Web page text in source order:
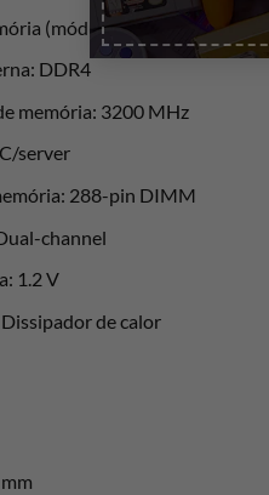
(módulos x dimensões): 1 x
DDR4
memória: 3200 MHz
server
288-pin DIMM
channel
1.2 V
de calor